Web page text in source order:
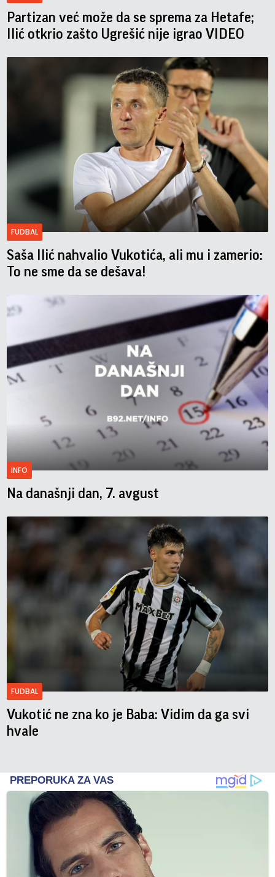
Partizan već može da se sprema za Hetafe;
Ilić otkrio zašto Ugrešić nije igrao VIDEO
FUDBAL
Saša Ilić nahvalio Vukotića, ali mu i zamerio:
To ne sme da se dešava!
INFO
Na današnji dan, 7. avgust
FUDBAL
Vukotić ne zna ko je Baba: Vidim da ga svi
hvale